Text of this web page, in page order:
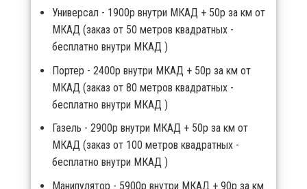
Универсал - 1900р внутри МКАД + 50р за км от
МКАД (заказ от 50 метров квадратных -
бесплатно внутри МКАД )
Портер - 2400р внутри МКАД + 50р за км от
МКАД (заказ от 80 метров квадратных -
бесплатно внутри МКАД )
Газель - 2900р внутри МКАД + 50р за км от
МКАД (заказ от 100 метров квадратных -
бесплатно внутри МКАД )
Манипулятор - 5900р внутри МКАД + 90р за км